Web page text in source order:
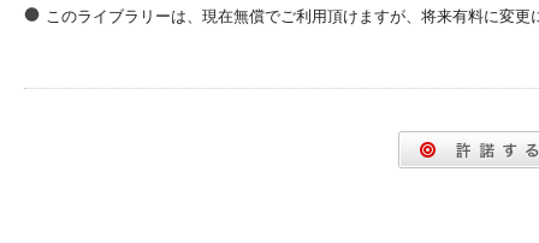
このライブラリーは、現在無償でご利用頂けますが、将来有料に変